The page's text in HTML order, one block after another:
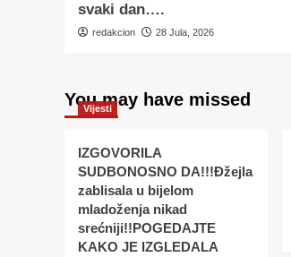
svaki dan….
redakcion 28 Jula, 2026
You may have missed
Vijesti
IZGOVORILA
SUDBONOSNO DA!!!Đžejla
zablisala u bijelom
mladoženja nikad
srećniji!!POGEDAJTE
KAKO JE IZGLEDALA